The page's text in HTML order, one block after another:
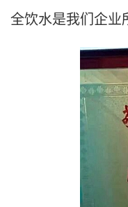
全饮水是我们企业